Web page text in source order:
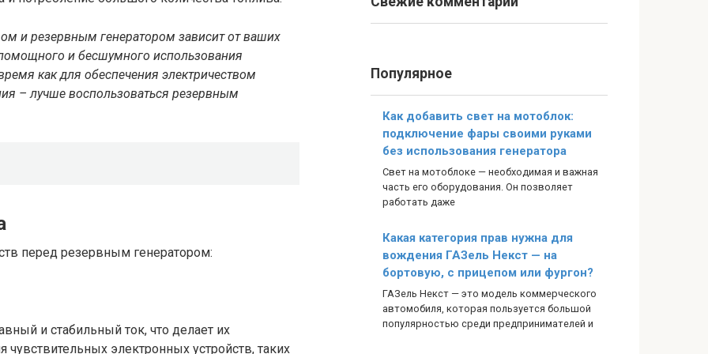
и резервным генератором зависит от ваших
и бесшумного использования
как для обеспечения электричеством
– лучше воспользоваться резервным
перед резервным генератором:
и стабильный ток, что делает их
электронных устройств, таких
Популярное
Как добавить свет на мотоблок:
подключение фары своими руками
без использования генератора
Свет на мотоблоке — необходимая и важная
часть его оборудования. Он позволяет
работать даже
Какая категория прав нужна для
вождения ГАЗель Некст — на
бортовую, с прицепом или фургон?
ГАЗель Некст — это модель коммерческого
автомобиля, которая пользуется большой
популярностью среди предпринимателей и